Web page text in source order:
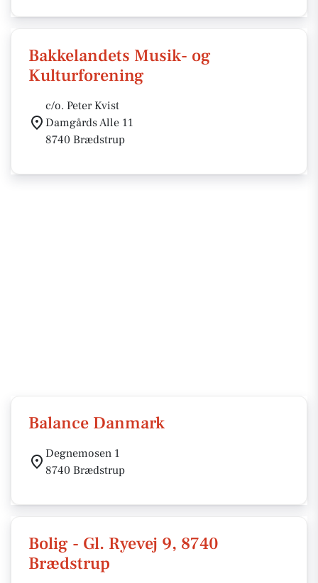
Bakkelandets Musik- og
Kulturforening
c/o. Peter Kvist
Damgårds Alle 11
8740 Brædstrup
Balance Danmark
Degnemosen 1
8740 Brædstrup
Bolig - Gl. Ryevej 9, 8740
Brædstrup